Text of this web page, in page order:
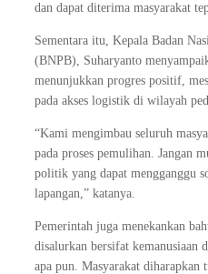
dan dapat diterima masyarakat
Sementara itu, Kepala Badan
(BNPB), Suharyanto
menunjukkan progres positif,
pada akses logistik di wilayah
“Kami mengimbau seluruh
pada proses pemulihan. Jangan
politik yang dapat mengganggu
lapangan,” katanya.
Pemerintah juga menekankan
disalurkan bersifat kemanusiaan
apa pun. Masyarakat